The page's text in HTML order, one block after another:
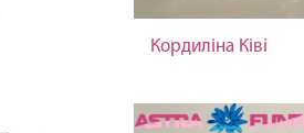
Кордиліна Ківі